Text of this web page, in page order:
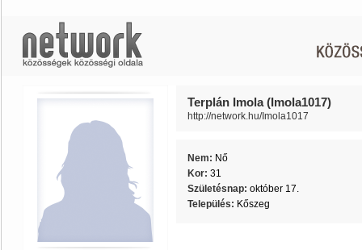
Terplán Imola (Imola1017)
http://network.hu/Imola1017
Nem: Nő
Kor: 31
Születésnap: október 17.
Település: Kőszeg